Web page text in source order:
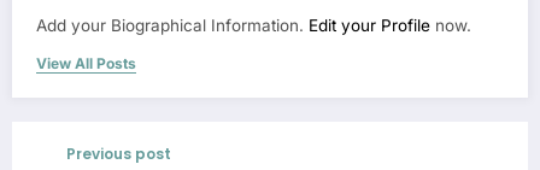
Add your Biographical Information. Edit your Profile now.
View All Posts
Previous post